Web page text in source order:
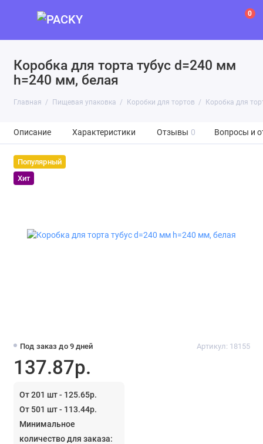
0
Коробка для торта тубус d=240 мм
h=240 мм, белая
Главная Пищевая упаковка Коробки для тортов Коробка для
Описание Характеристики Отзывы 0 Вопросы и
Популярный
Хит
Под заказ до 9 дней Артикул: 18155
137.87р.
От 201 шт - 125.65р.
От 501 шт - 113.44р.
Минимальное
количество для заказа: